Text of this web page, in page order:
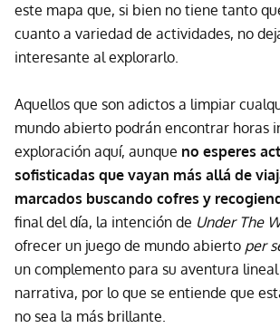
este mapa que, si bien no tiene tanto
cuanto a variedad de actividades, no
interesante al explorarlo.
Aquellos que son adictos a limpiar
mundo abierto podrán encontrar horas
exploración aquí, aunque no esperes
sofisticadas que vayan más allá de
marcados buscando cofres y
final del día, la intención de Under The
ofrecer un juego de mundo abierto per
un complemento para su aventura
narrativa, por lo que se entiende que
no sea la más brillante.